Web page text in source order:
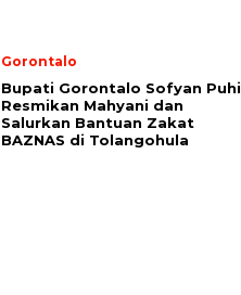
Gorontalo
Bupati Gorontalo Sofyan Puhi
Resmikan Mahyani dan
Salurkan Bantuan Zakat
BAZNAS di Tolangohula